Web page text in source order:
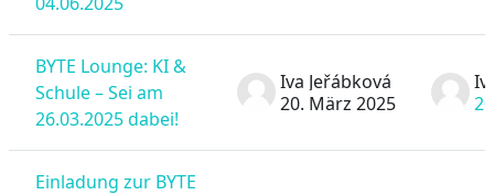
BYTE Lounge: KI &
Schule – Sei am
26.03.2025 dabei!
Iva Jeřábková
20. März 2025
Einladung zur BYTE